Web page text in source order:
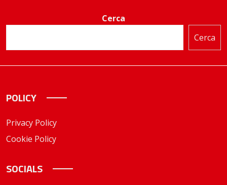
Cerca
Cerca
POLICY
Privacy Policy
Cookie Policy
SOCIALS